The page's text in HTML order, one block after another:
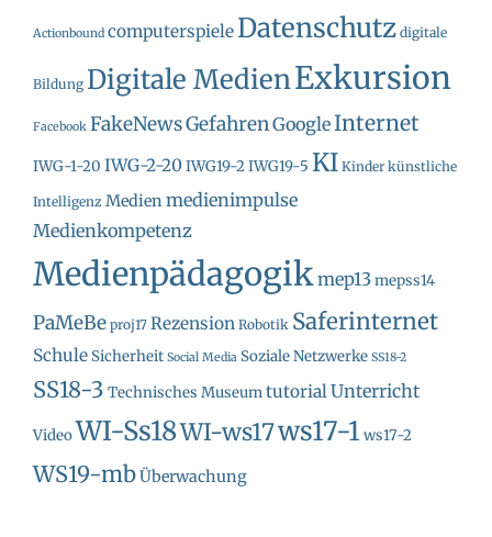
Actionbound computerspiele Datenschutz digitale
Bildung Digitale MedienExkursion
Facebook FakeNewsGefahrenGoogleInternet
IWG-1-20 IWG-2-20 IWG19-2IWG19-5 KI Kinder künstliche
Intelligenz Medien medienimpulse
Medienkompetenz
Medienpädagogikmep13mepss14
PaMeBe proj17 Rezension Robotik Saferinternet
Schule Sicherheit Social Media Soziale Netzwerke SS18-2
SS18-3 Technisches MuseumtutorialUnterricht
VideoWI-Ss18WI-ws17ws17-1 ws17-2
WS19-mbÜberwachung